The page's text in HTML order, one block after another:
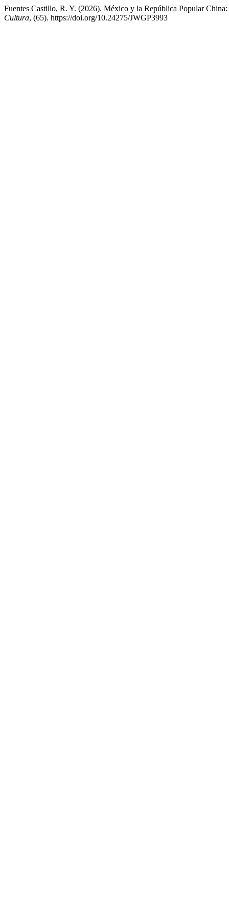
Fuentes Castillo, R. Y. (2026). México y la República Popular
Cultura, (65). https://doi.org/10.24275/JWGP3993